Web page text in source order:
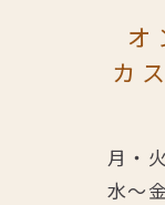
オ
カ
月・
水〜